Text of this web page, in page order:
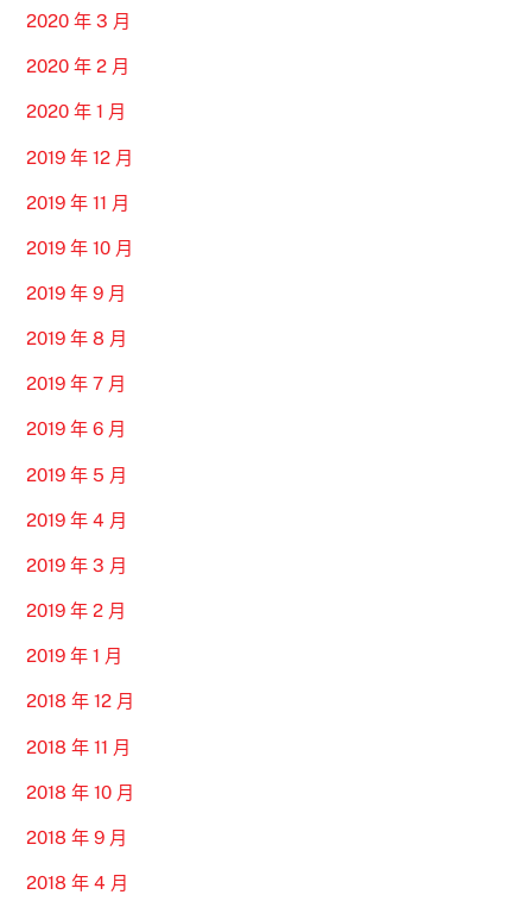
2020 年 3 月
2020 年 2 月
2020 年 1 月
2019 年 12 月
2019 年 11 月
2019 年 10 月
2019 年 9 月
2019 年 8 月
2019 年 7 月
2019 年 6 月
2019 年 5 月
2019 年 4 月
2019 年 3 月
2019 年 2 月
2019 年 1 月
2018 年 12 月
2018 年 11 月
2018 年 10 月
2018 年 9 月
2018 年 4 月